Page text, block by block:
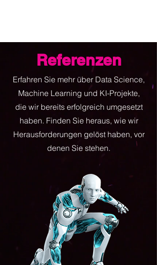
Referenzen
Erfahren Sie mehr über Data Science,
Machine Learning und KI-Projekte,
die wir bereits erfolgreich umgesetzt
haben. Finden Sie heraus, wie wir
Herausforderungen gelöst haben, vor
denen Sie stehen.